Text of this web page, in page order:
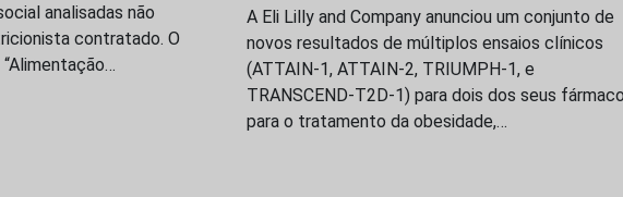
analisadas não
contratado. O
A Eli Lilly and Company anunciou um conjunto de
novos resultados de múltiplos ensaios clínicos
(ATTAIN-1, ATTAIN-2, TRIUMPH-1, e
TRANSCEND-T2D-1) para dois dos seus
para o tratamento da obesidade,…